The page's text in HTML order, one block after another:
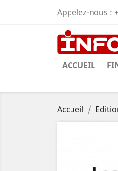
Appelez-nous :
ACCUEIL
Accueil